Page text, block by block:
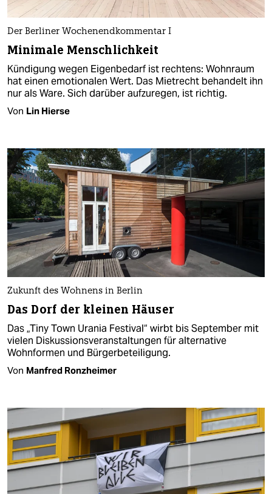
Der Berliner Wochenendkommentar I
Minimale Menschlichkeit
Kündigung wegen Eigenbedarf ist rechtens: Wohnraum
hat einen emotionalen Wert. Das Mietrecht behandelt ihn
nur als Ware. Sich darüber aufzuregen, ist richtig.
Von Lin Hierse
Zukunft des Wohnens in Berlin
Das Dorf der kleinen Häuser
Das „Tiny Town Urania Festival“ wirbt bis September mit
vielen Diskussionsveranstaltungen für alternative
Wohnformen und Bürgerbeteiligung.
Von Manfred Ronzheimer